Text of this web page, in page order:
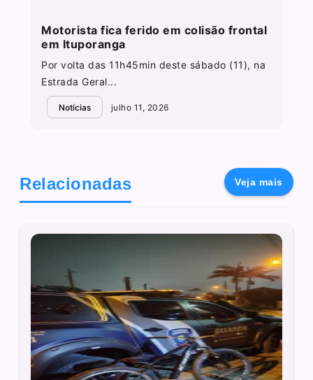
Motorista fica ferido em colisão frontal
em Ituporanga
Por volta das 11h45min deste sábado (11), na
Estrada Geral...
Notícias julho 11, 2026
Relacionadas Veja mais